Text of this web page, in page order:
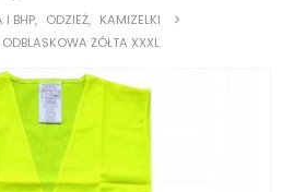
I BHP, ODZIEŻ, KAMIZELKI
ŻÓŁTA XXXL